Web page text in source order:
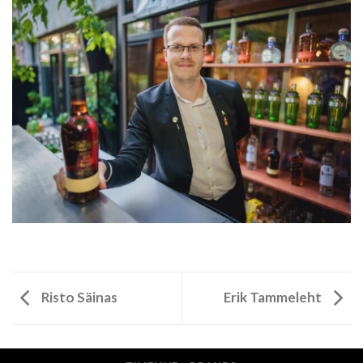
Risto Säinas Erik Tammeleht